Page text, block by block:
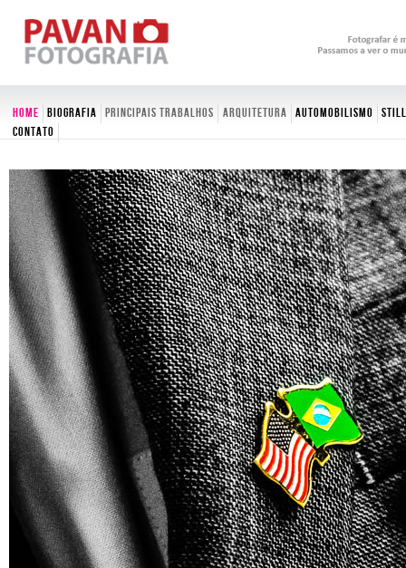
Home Biografia Principais trabalhos Arquitetura Automobilismo
Contato